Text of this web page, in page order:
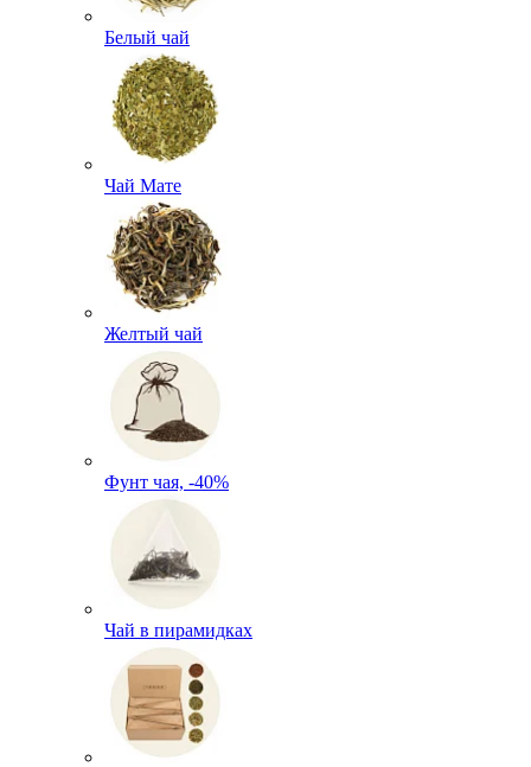
Белый чай
Чай Мате
Желтый чай
Фунт чая, -40%
Чай в пирамидках